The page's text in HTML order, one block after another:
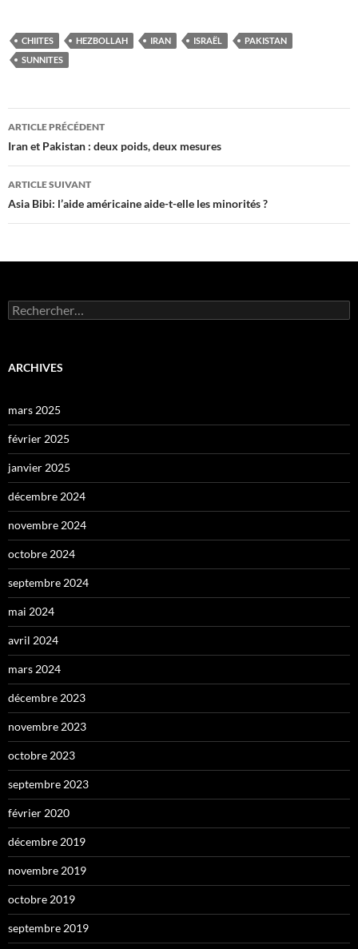
CHIITES HEZBOLLAH IRAN ISRAËL
PAKISTAN
SUNNITES
Navigation
des
articles
ARTICLE PRÉCÉDENT
Iran et Pakistan : deux poids, deux mesures
ARTICLE SUIVANT
Asia Bibi: l’aide américaine aide-t-elle les minorités ?
Rechercher :
ARCHIVES
mars 2025
février 2025
janvier 2025
décembre 2024
novembre 2024
octobre 2024
septembre 2024
mai 2024
avril 2024
mars 2024
décembre 2023
novembre 2023
octobre 2023
septembre 2023
février 2020
décembre 2019
novembre 2019
octobre 2019
septembre 2019